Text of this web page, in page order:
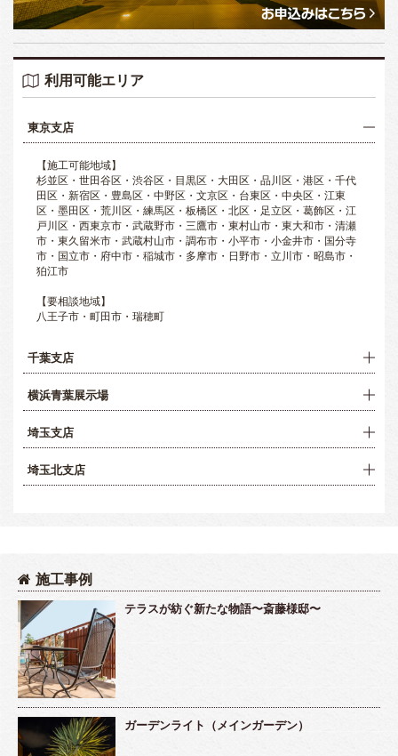
利用可能エリア
東京支店
【施工可能地域】
杉並区・世田谷区・渋谷区・目黒区・大田区・品川区・港区・千代
田区・新宿区・豊島区・中野区・文京区・台東区・中央区・江東
区・墨田区・荒川区・練馬区・板橋区・北区・足立区・葛飾区・江
戸川区・西東京市・武蔵野市・三鷹市・東村山市・東大和市・清瀬
市・東久留米市・武蔵村山市・調布市・小平市・小金井市・国分寺
市・国立市・府中市・稲城市・多摩市・日野市・立川市・昭島市・
狛江市
【要相談地域】
八王子市・町田市・瑞穂町
千葉支店
横浜青葉展示場
埼玉支店
埼玉北支店
施工事例
テラスが紡ぐ新たな物語〜斎藤様邸〜
ガーデンライト（メインガーデン）